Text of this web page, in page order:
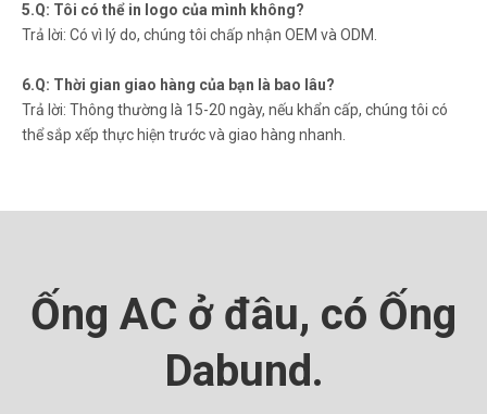
5.Q: Tôi có thể in logo của mình không?
Trả lời: Có vì lý do, chúng tôi chấp nhận OEM và ODM.
6.Q: Thời gian giao hàng của bạn là bao lâu?
Trả lời: Thông thường là 15-20 ngày, nếu khẩn cấp, chúng tôi có
thể sắp xếp thực hiện trước và giao hàng nhanh.
Ống AC ở đâu, có Ống
Dabund.